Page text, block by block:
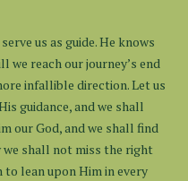
us as guide. He knows
reach our journey’s end
infallible direction. Let us
guidance, and we shall
our God, and we shall find
we shall not miss the right
lean upon Him in every